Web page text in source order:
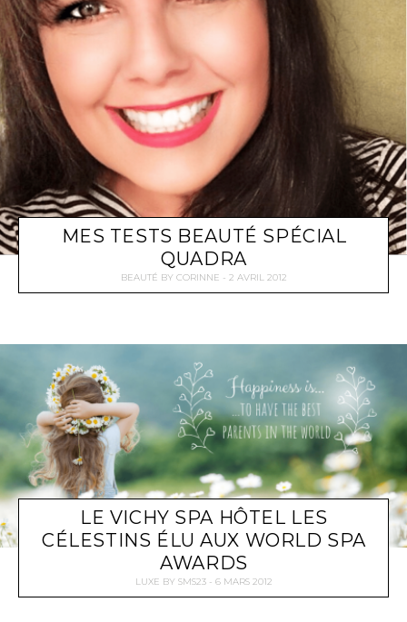
MES TESTS BEAUTÉ SPÉCIAL
QUADRA
BEAUTÉ BY CORINNE 2 AVRIL 2012
LE VICHY SPA HÔTEL LES
CÉLESTINS ÉLU AUX WORLD SPA
AWARDS
LUXE BY SMS23 6 MARS 2012